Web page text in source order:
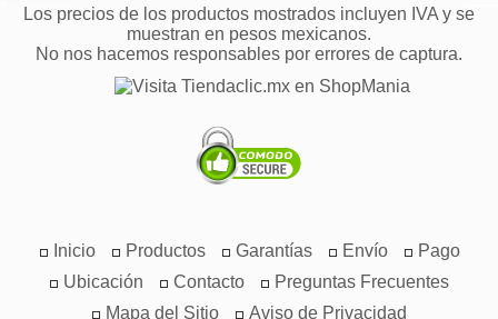
Los precios de los productos mostrados incluyen IVA y se
muestran en pesos mexicanos.
No nos hacemos responsables por errores de captura.
Inicio Productos Garantías Envío
Pago
Ubicación
Contacto
Preguntas Frecuentes
Mapa del Sitio
Aviso de Privacidad